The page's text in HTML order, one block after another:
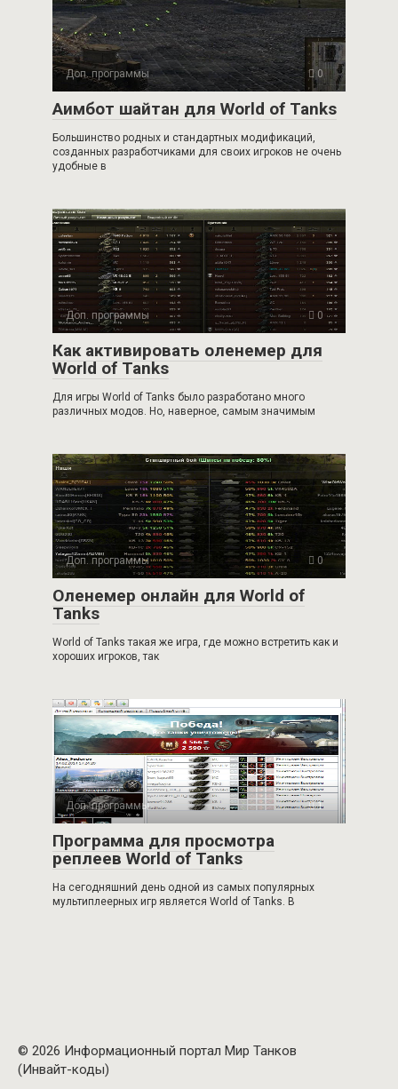
Доп. программы 0
Аимбот шайтан для World of Tanks
Большинство родных и стандартных модификаций,
созданных разработчиками для своих игроков не очень
удобные в
Доп. программы 0
Как активировать оленемер для
World of Tanks
Для игры World of Tanks было разработано много
различных модов. Но, наверное, самым значимым
Доп. программы 0
Оленемер онлайн для World of
Tanks
World of Tanks такая же игра, где можно встретить как и
хороших игроков, так
Доп. программы 1
Программа для просмотра
реплеев World of Tanks
На сегодняшний день одной из самых популярных
мультиплеерных игр является World of Tanks. В
© 2026 Информационный портал Мир Танков
(Инвайт-коды)